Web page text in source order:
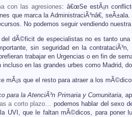
con las agresiones: â€œSe estÃ¡n
que marca la AdministraciÃ³nâ€,
No podemos seguir vendiendo
dÃ©ficit de especialistas no es tanto
sin seguridad en la
trabajar en Urgencias o en fin de
en las grandes urbes como Madrid,
mÃ¡s que el resto para atraer a los
para la AtenciÃ³n Primaria y Comunitaria,
a corto plazo… podemos hablar del sexo
UVI, que le faltan mÃ©dicos, para poner